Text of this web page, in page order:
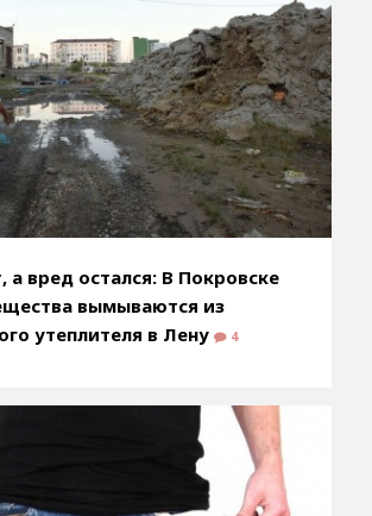
а вред остался: В Покровске
вымываются из
утеплителя в Лену
4